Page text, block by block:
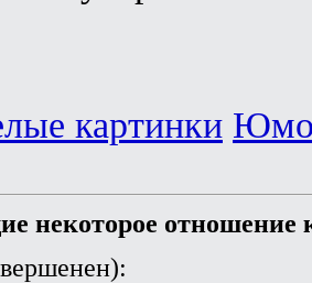
картинки
некоторое отношение